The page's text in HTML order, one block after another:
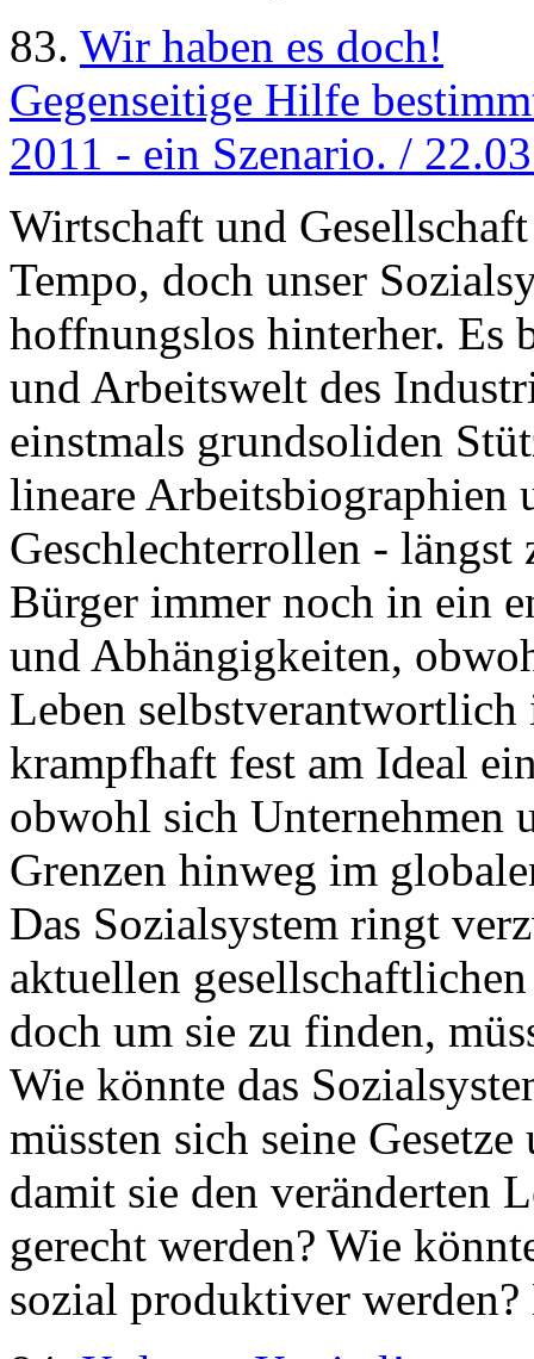
83. Wir haben es doch!
Gegenseitige Hilfe
2011 - ein Szenario. /
Wirtschaft und
Tempo, doch unser
hoffnungslos hinterher. Es
und Arbeitswelt des
einstmals grundsoliden
lineare Arbeitsbiographien
Geschlechterrollen -
Bürger immer noch in ein
und Abhängigkeiten,
Leben
krampfhaft fest am Ideal
obwohl sich Unternehmen
Grenzen hinweg im
Das Sozialsystem ringt
aktuellen
doch um sie zu finden,
Wie könnte das
müssten sich seine
damit sie den veränderten
gerecht werden? Wie
sozial produktiver